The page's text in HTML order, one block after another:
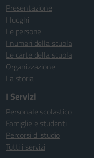
Presentazione
I luoghi
Le persone
I numeri della scuola
Le carte della scuola
Organizzazione
La storia
I Servizi
Personale scolastico
Famiglie e studenti
Percorsi di studio
Tutti i servizi